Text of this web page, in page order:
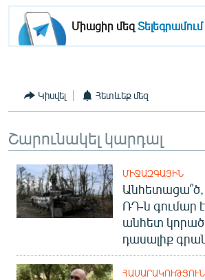
«Ազատության» բոլոր կայքերը
Միացիր մեզՏելեգրամում
Կիսվել Հետևեք մեզ
Շարունակել կարդալ
ՄԻՋԱԶԳԱՅԻՆ
Անհետացա՞ծ,
ՌԴ-ն գումար
անհետ կորած
դասալիք
ՀԱՍԱՐԱԿՈՒԹՅՈՒՆ